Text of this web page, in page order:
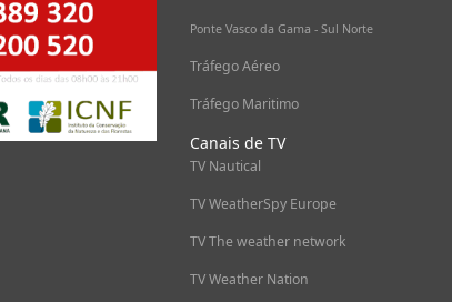
Ponte Vasco da Gama - Sul Norte
Tráfego Aéreo
Tráfego Maritimo
Canais de TV
TV Nautical
TV WeatherSpy Europe
TV The weather network
TV Weather Nation